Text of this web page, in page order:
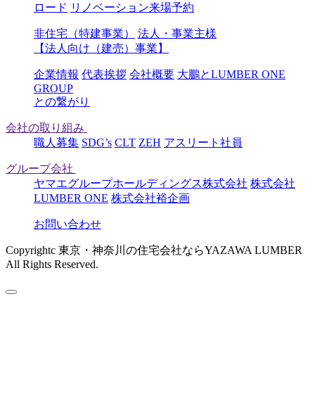
ロード リノベーション来場予約
非住宅（特建事業）
法人・事業主様
【法人向け（建売）事業】
企業情報 代表挨拶 会社概要 大鵬とLUMBER ONE
GROUP
との繋がり
会社の取り組み
職人募集 SDG’s CLT ZEH アスリート社員
グループ会社
ヤマエグループホールディングス株式会社 株式会社
LUMBER ONE 株式会社裕企画
お問い合わせ
Copyrightc 東京・神奈川の住宅会社ならYAZAWA LUMBER
All Rights Reserved.